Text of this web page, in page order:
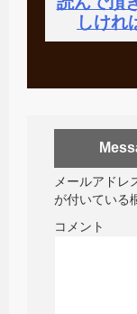
しけれ
メールアドレ
が付いている
コメント